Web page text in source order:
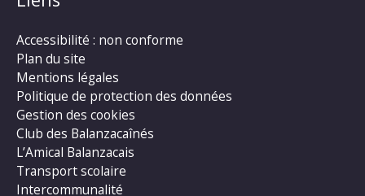
Accessibilité : non conforme
Plan du site
Mentions légales
Politique de protection des données
Gestion des cookies
Club des Balanzacaînés
L’Amical Balanzacais
Transport scolaire
Intercommunalité